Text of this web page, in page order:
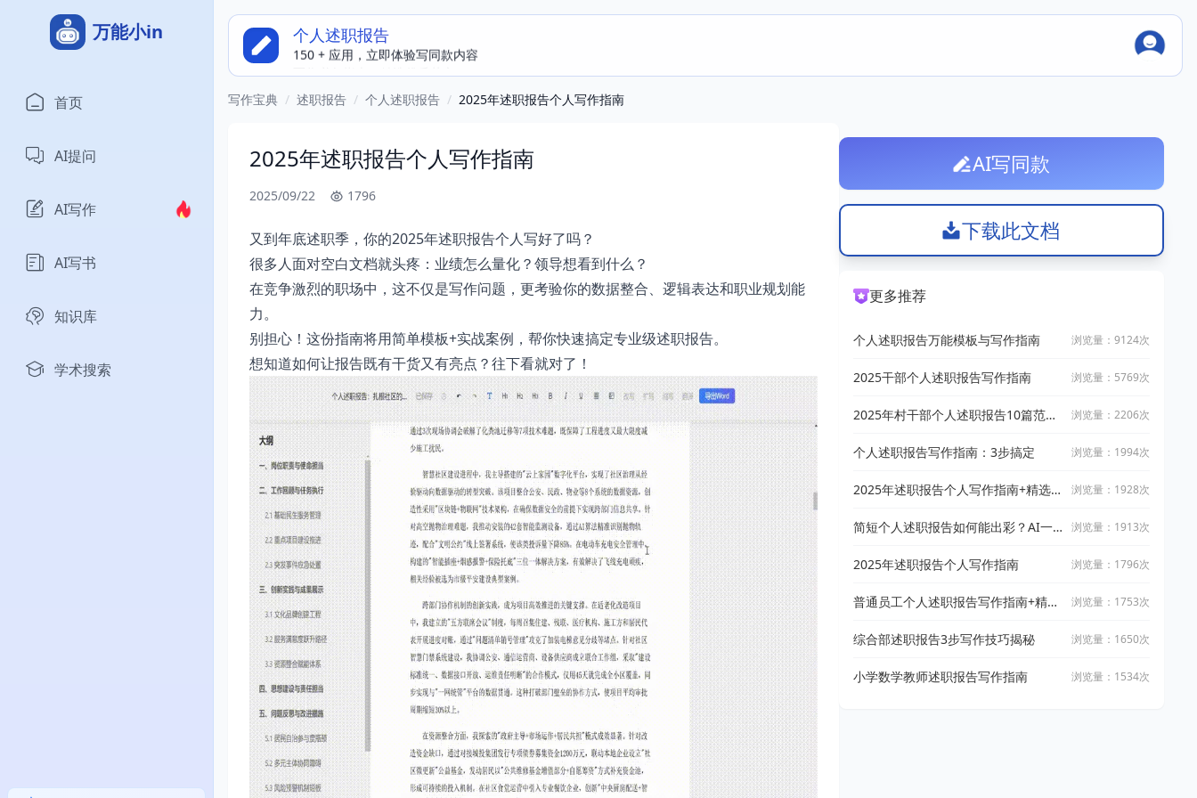
万能小in
首页
AI提问
AI写作
AI写书
知识库
学术搜索
个人述职报告
写作必备指南，精选优质范文
写作宝典 / 述职报告 / 个人述职报告 / 2025年述职报告个人写作指南
2025年述职报告个人写作指南
2025/09/22 1796
又到年底述职季，你的2025年述职报告个人写好了吗？
很多人面对空白文档就头疼：业绩怎么量化？领导想看到什么？
在竞争激烈的职场中，这不仅是写作问题，更考验你的数据整合、逻辑表达和职业规划能
力。
别担心！这份指南将用简单模板+实战案例，帮你快速搞定专业级述职报告。
想知道如何让报告既有干货又有亮点？往下看就对了！
AI写同款
下载此文档
更多推荐
个人述职报告万能模板与写作指南 浏览量：9124次
2025干部个人述职报告写作指南 浏览量：5769次
2025年村干部个人述职报告10篇范文
浏览量：2206次
个人述职报告写作指南：3步搞定 浏览量：1994次
2025年述职报告个人写作指南+精选范
浏览量：1928次
简短个人述职报告如何能出彩？AI一
浏览量：1913次
2025年述职报告个人写作指南 浏览量：1796次
普通员工个人述职报告写作指南+精选
浏览量：1753次
综合部述职报告3步写作技巧揭秘 浏览量：1650次
小学数学教师述职报告写作指南 浏览量：1534次